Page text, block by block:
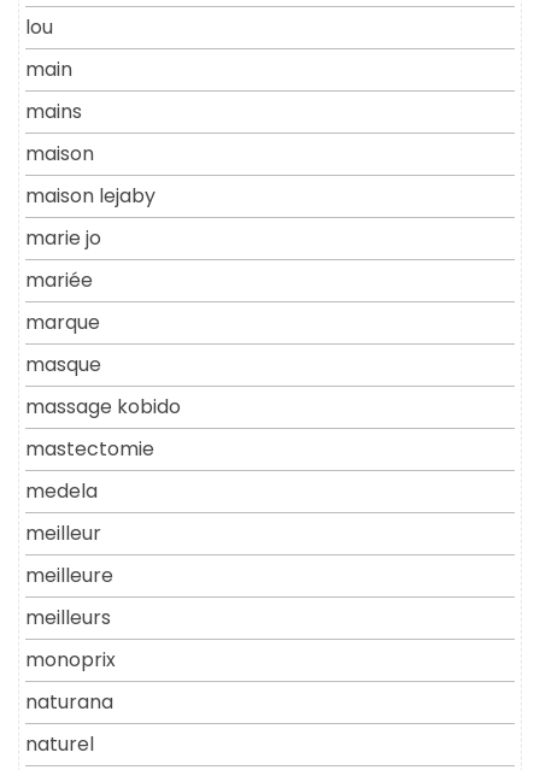
lou
main
mains
maison
maison lejaby
marie jo
mariée
marque
masque
massage kobido
mastectomie
medela
meilleur
meilleure
meilleurs
monoprix
naturana
naturel